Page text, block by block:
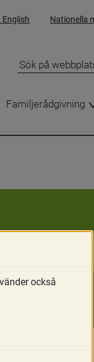
English Nationella
Familjerådgivning
också